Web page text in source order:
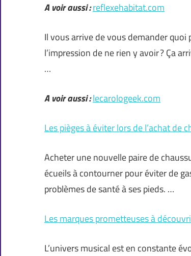
A voir aussi :reflexehabitat.com
Il vous arrive de vous demander quoi
l’impression de ne rien y avoir ? Ça
…
A voir aussi :lecarologeek.com
Les pièges à éviter lors de l’achat de
Acheter une nouvelle paire de
écueils à contourner pour éviter de
problèmes de santé à ses pieds. …
Les marques prometteuses à
L’univers musical est en constante